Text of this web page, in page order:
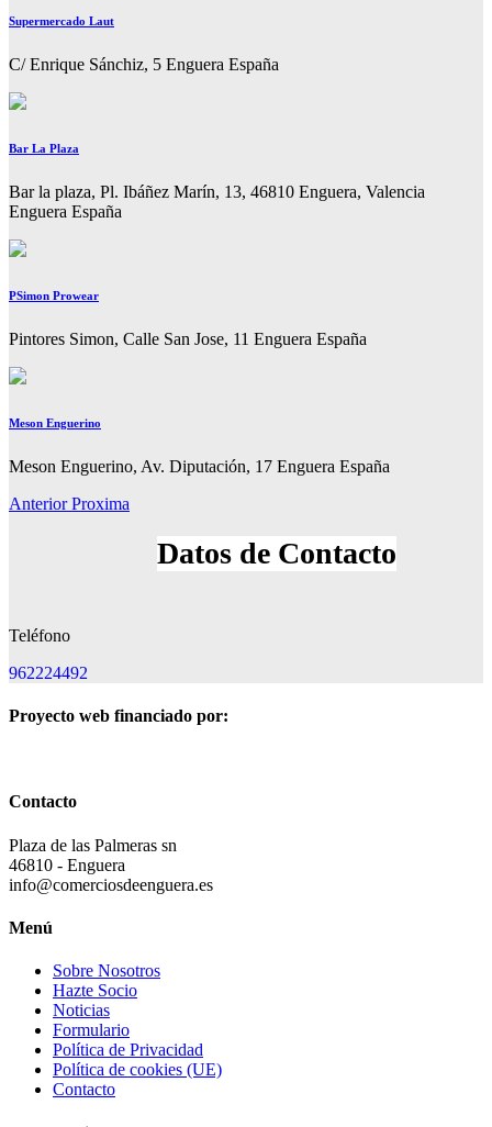
Supermercado Laut
C/ Enrique Sánchiz, 5 Enguera España
Bar La Plaza
Bar la plaza, Pl. Ibáñez Marín, 13, 46810 Enguera, Valencia
Enguera España
PSimon Prowear
Pintores Simon, Calle San Jose, 11 Enguera España
Meson Enguerino
Meson Enguerino, Av. Diputación, 17 Enguera España
Anterior Proxima
Teléfono
962224492
Proyecto web financiado por:
Contacto
Plaza de las Palmeras sn
46810 - Enguera
info@comerciosdeenguera.es
Menú
Sobre Nosotros
Hazte Socio
Noticias
Formulario
Política de Privacidad
Política de cookies (UE)
Contacto